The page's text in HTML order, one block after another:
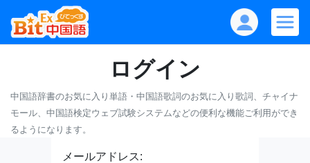
ログイン
中国語辞書のお気に入り単語・中国語歌詞のお気に入り歌詞、チャイナ
モール、中国語検定ウェブ試験システムなどの便利な機能ご利用ができ
るようになります。
メールアドレス: